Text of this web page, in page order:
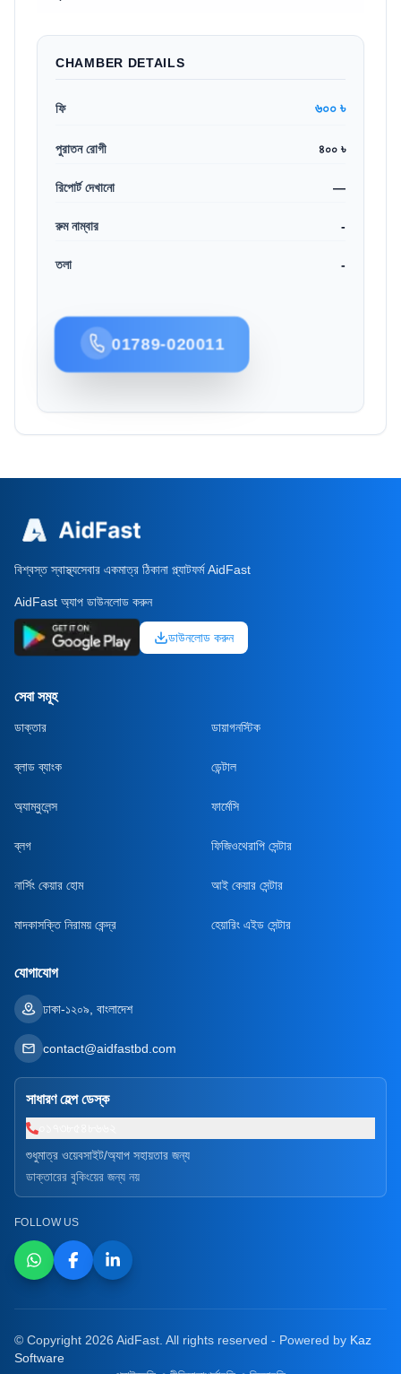
CHAMBER DETAILS
ফি ৬০০ ৳
পুরাতন রোগী ৪০০ ৳
রিপোর্ট দেখানো —
রুম নাম্বার -
তলা -
01789-020011
বিশ্বস্ত স্বাস্থ্যসেবার একমাত্র ঠিকানা প্ল্যাটফর্ম AidFast
AidFast অ্যাপ ডাউনলোড করুন
ডাউনলোড করুন
সেবা সমূহ
ডাক্তার ডায়াগনস্টিক
ব্লাড ব্যাংক ডেন্টাল
অ্যাম্বুলেন্স ফার্মেসি
ব্লগ ফিজিওথেরাপি সেন্টার
নার্সিং কেয়ার হোম আই কেয়ার সেন্টার
মাদকাসক্তি নিরাময় কেন্দ্র হেয়ারিং এইড সেন্টার
যোগাযোগ
ঢাকা-১২০৯, বাংলাদেশ
contact@aidfastbd.com
সাধারণ হেল্প ডেস্ক
শুধুমাত্র ওয়েবসাইট/অ্যাপ সহায়তার জন্য
ডাক্তারের বুকিংয়ের জন্য নয়
FOLLOW US
© Copyright 2026 AidFast. All rights reserved - Powered by Kaz
Software